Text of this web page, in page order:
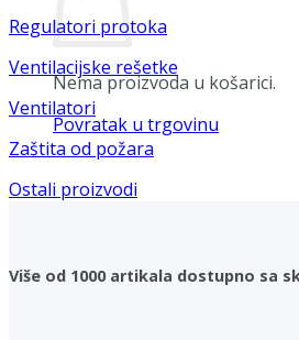
Nema proizvoda u košarici.
Povratak u trgovinu
Regulatori protoka
Ventilacijske rešetke
Ventilatori
Zaštita od požara
Ostali proizvodi
Više od 1000 artikala dostupno sa